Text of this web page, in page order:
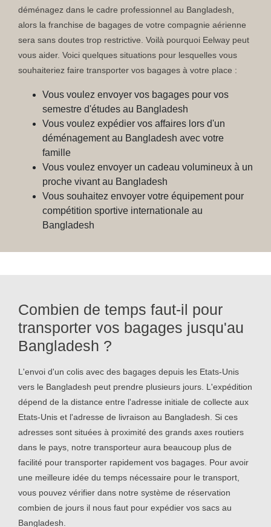
déménagez dans le cadre professionnel au Bangladesh,
alors la franchise de bagages de votre compagnie aérienne
sera sans doutes trop restrictive. Voilà pourquoi Eelway peut
vous aider. Voici quelques situations pour lesquelles vous
souhaiteriez faire transporter vos bagages à votre place :
Vous voulez envoyer vos bagages pour vos
semestre d'études au Bangladesh
Vous voulez expédier vos affaires lors d'un
déménagement au Bangladesh avec votre
famille
Vous voulez envoyer un cadeau volumineux à un
proche vivant au Bangladesh
Vous souhaitez envoyer votre équipement pour
compétition sportive internationale au
Bangladesh
Combien de temps faut-il pour
transporter vos bagages jusqu'au
Bangladesh ?
L'envoi d'un colis avec des bagages depuis les Etats-Unis
vers le Bangladesh peut prendre plusieurs jours. L'expédition
dépend de la distance entre l'adresse initiale de collecte aux
Etats-Unis et l'adresse de livraison au Bangladesh. Si ces
adresses sont situées à proximité des grands axes routiers
dans le pays, notre transporteur aura beaucoup plus de
facilité pour transporter rapidement vos bagages. Pour avoir
une meilleure idée du temps nécessaire pour le transport,
vous pouvez vérifier dans notre système de réservation
combien de jours il nous faut pour expédier vos sacs au
Bangladesh.